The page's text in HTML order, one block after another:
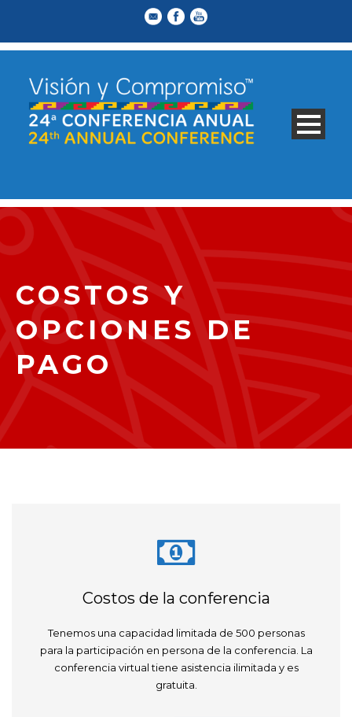
COSTOS Y
OPCIONES DE
PAGO
Costos de la conferencia
Tenemos una capacidad limitada de 500 personas
para la participación en persona de la conferencia. La
conferencia virtual tiene asistencia ilimitada y es
gratuita.